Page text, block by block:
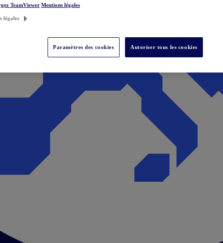
TeamViewer Mentions légales
légales
Paramètres des cookies Autoriser tous les cookies